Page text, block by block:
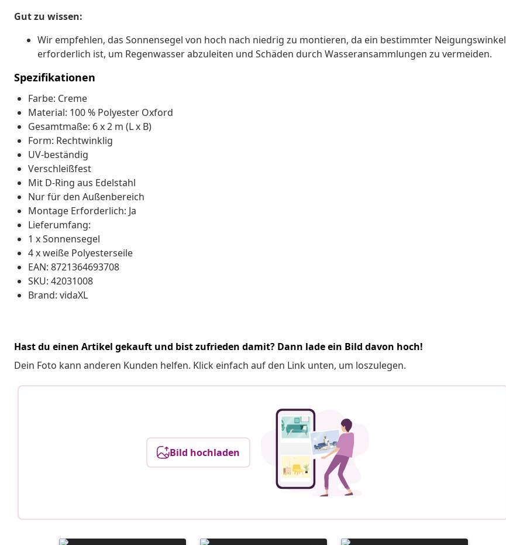
Gut zu wissen:
Wir empfehlen, das Sonnensegel von hoch nach niedrig zu montieren, da ein bestimmter Neigungswinkel
erforderlich ist, um Regenwasser abzuleiten und Schäden durch Wasseransammlungen zu vermeiden.
Spezifikationen
Farbe: Creme
Material: 100 % Polyester Oxford
Gesamtmaße: 6 x 2 m (L x B)
Form: Rechtwinklig
UV-beständig
Verschleißfest
Mit D-Ring aus Edelstahl
Nur für den Außenbereich
Montage Erforderlich: Ja
Lieferumfang:
1 x Sonnensegel
4 x weiße Polyesterseile
EAN: 8721364693708
SKU: 42031008
Brand: vidaXL
Hast du einen Artikel gekauft und bist zufrieden damit? Dann lade ein Bild davon hoch!
Dein Foto kann anderen Kunden helfen. Klick einfach auf den Link unten, um loszulegen.
Bild hochladen